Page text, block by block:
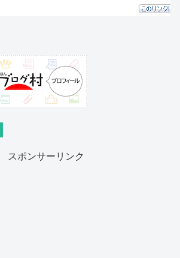
スポンサーリンク